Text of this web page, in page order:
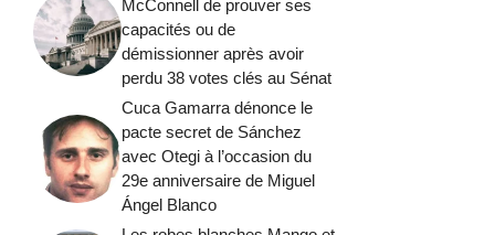
McConnell de prouver ses
capacités ou de
démissionner après avoir
perdu 38 votes clés au Sénat
Cuca Gamarra dénonce le
pacte secret de Sánchez
avec Otegi à l’occasion du
29e anniversaire de Miguel
Ángel Blanco